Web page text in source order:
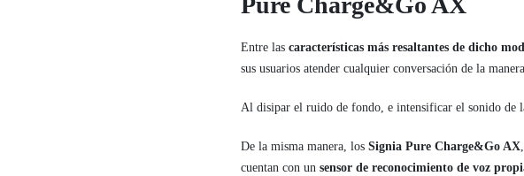
Entre las características más resaltantes de dicho
sus usuarios atender cualquier conversación de la
Al disipar el ruido de fondo, e intensificar el sonido de
De la misma manera, los Signia Pure Charge&Go AX
cuentan con un sensor de reconocimiento de voz